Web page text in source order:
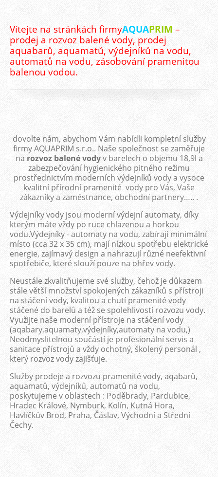
Vítejte na stránkách firmyAQUAPRIM –
prodej a rozvoz balené vody, prodej
aquabarů, aquamatů, výdejníků na vodu,
automatů na vodu, zásobování pramenitou
balenou vodou.
dovolte nám, abychom Vám nabídli kompletní služby
firmy AQUAPRIM s.r.o.. Naše společnost se zaměřuje
na rozvoz balené vodyv barelech o objemu 18,9l a
zabezpečování hygienického pitného režimu
prostřednictvím moderních výdejníků vody a vysoce
kvalitní přírodní pramenité vody pro Vás, Vaše
zákazníky a zaměstnance, obchodní partnery….. .
Výdejníky vody jsou moderní výdejní automaty, díky
kterým máte vždy po ruce chlazenou a horkou
vodu.Výdejníky - automaty na vodu, zabírají minimální
místo (cca 32 x 35 cm), mají nízkou spotřebu elektrické
energie, zajímavý design a nahrazují různé neefektivní
spotřebiče, které slouží pouze na ohřev vody.
Neustále zkvalitňujeme své služby, čehož je důkazem
stále větší množství spokojených zákazníků s přístroji
na stáčení vody, kvalitou a chutí pramenité vody
stáčené do barelů a též se spolehlivostí rozvozu vody.
Využijte naše moderní přístroje na stáčení vody
(aqabary,aquamaty,výdejníky,automaty na vodu,)
Neodmyslitelnou součástí je profesionální servis a
sanitace přístrojů a vždy ochotný, školený personál ,
který rozvoz vody zajišťuje.
Služby prodeje a rozvozu pramenité vody, aqabarů,
aquamatů, výdejníků, automatů na vodu,
poskytujeme v oblastech : Poděbrady, Pardubice,
Hradec Králové, Nymburk, Kolín, Kutná Hora,
Havlíčkův Brod, Praha, Čáslav, Východní a Střední
Čechy.